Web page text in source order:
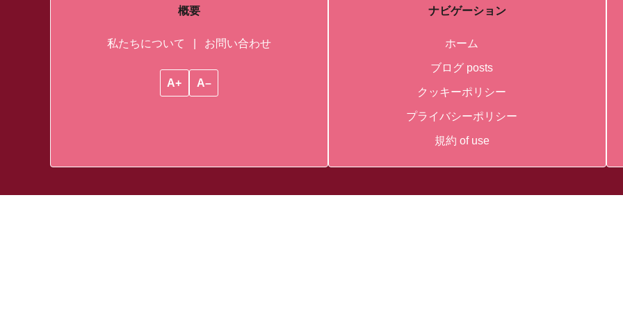
概要
私たちについて お問い合わせ
A+ A–
ナビゲーション
ホーム
ブログ posts
クッキーポリシー
プライバシーポリシー
規約 of use